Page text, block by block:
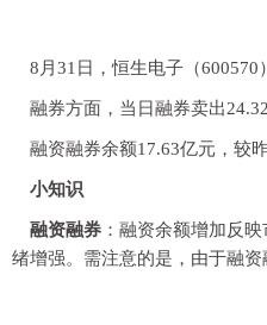
8月31日，恒生电子（
融券方面，当日融券卖出
融资融券余额17.63亿元，较
小知识
融资融券 ：融资余额增加反
绪增强。需注意的是，由于融